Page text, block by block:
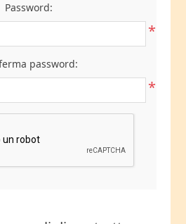
Password:
*
password:
*